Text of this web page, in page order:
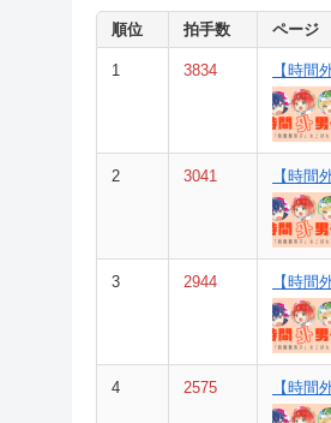
順位 拍手数 ページ
1 3834
2 3041
3 2944
4 2575